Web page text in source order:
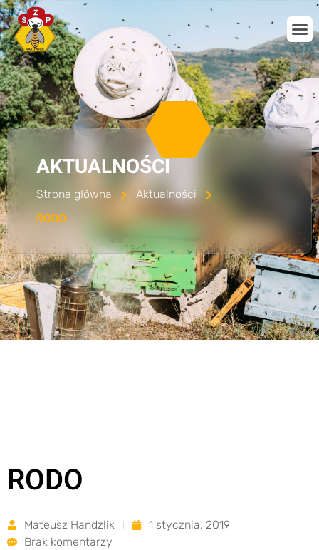
AKTUALNOŚCI
Strona główna Aktualności
RODO
RODO
Mateusz Handzlik
1 stycznia, 2019
Brak komentarzy